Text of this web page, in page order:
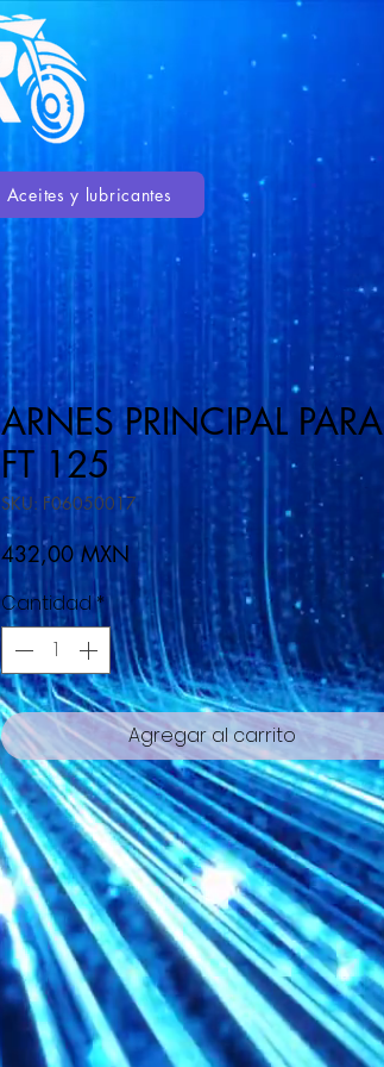
Aceites y lubricantes
ARNES PRINCIPAL PARA
FT 125
SKU: F06050017
432,00 MXN Precio
Cantidad *
Agregar al carrito